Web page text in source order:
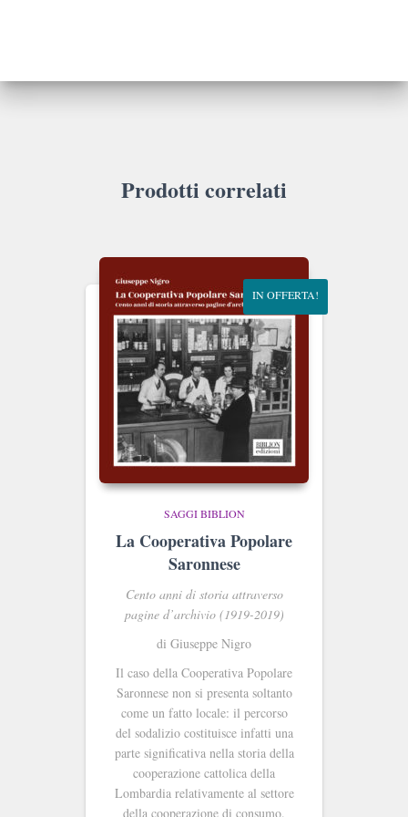
Prodotti correlati
IN OFFERTA!
SAGGI BIBLION
La Cooperativa Popolare
Saronnese
Cento anni di storia attraverso
pagine d’archivio (1919-2019)
di Giuseppe Nigro
Il caso della Cooperativa Popolare
Saronnese non si presenta soltanto
come un fatto locale: il percorso
del sodalizio costituisce infatti una
parte significativa nella storia della
cooperazione cattolica della
Lombardia relativamente al settore
della cooperazione di consumo.